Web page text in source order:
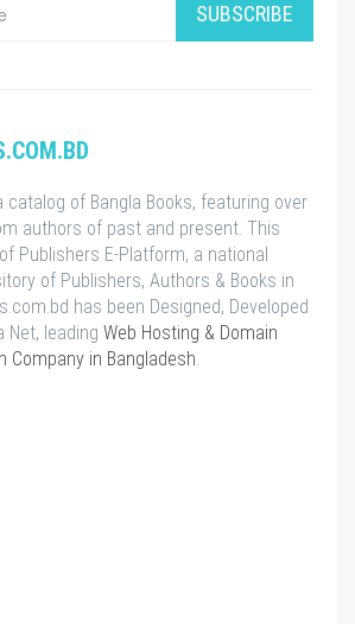
SUBSCRIBE
catalog of Bangla Books, featuring over
authors of past and present. This
Publishers E-Platform, a national
of Publishers, Authors & Books in
has been Designed, Developed
Net, leading Web Hosting & Domain
Company in Bangladesh.